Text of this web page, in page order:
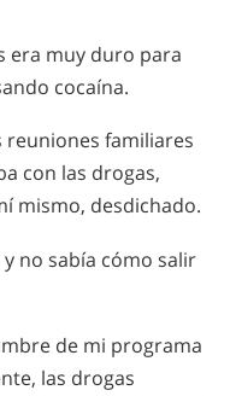
era muy duro para
cocaína.
reuniones familiares
con las drogas,
mismo, desdichado.
no sabía cómo salir
de mi programa
las drogas